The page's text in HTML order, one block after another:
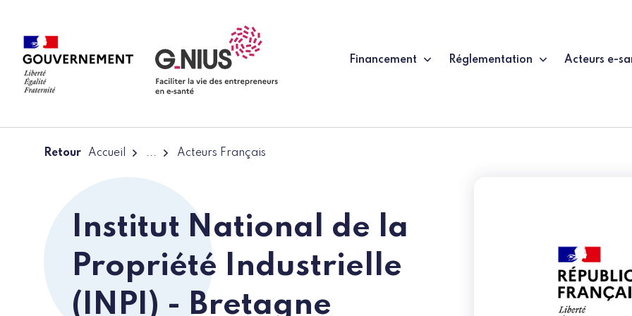
Financement Réglementation Acteurs e-
Retour Accueil ... Acteurs Français
Institut National de la
Propriété Industrielle
(INPI) - Bretagne